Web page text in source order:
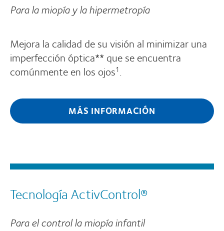
Para la miopía y la hipermetropía
Mejora la calidad de su visión al minimizar una
imperfección óptica** que se encuentra
comúnmente en los ojos1.
MÁS INFORMACIÓN
Tecnología ActivControl®
Para el control la miopía infantil